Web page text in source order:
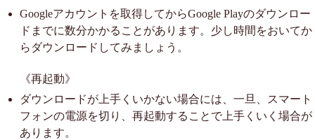
Googleアカウントを取得してからGoogle Playのダウンロー
ドまでに数分かかることがあります。少し時間をおいてか
らダウンロードしてみましょう。
《再起動》
ダウンロードが上手くいかない場合には、一旦、スマート
フォンの電源を切り、再起動することで上手くいく場合が
あります。